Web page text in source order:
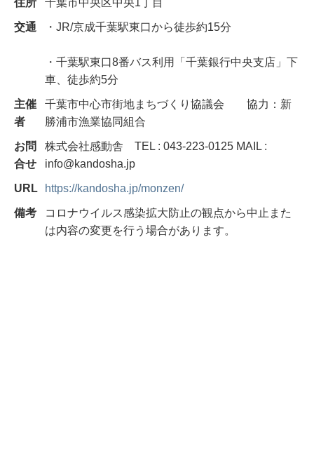
交通
・JR/京成千葉駅東口から徒歩約15分
・千葉駅東口8番バス利用「千葉銀行中央支店」下
車、徒歩約5分
主催
者
千葉市中心市街地まちづくり協議会 協力：新
勝浦市漁業協同組合
お問
合せ
株式会社感動舎 TEL : 043-223-0125 MAIL :
info@kandosha.jp
URL
https://kandosha.jp/monzen/
備考
コロナウイルス感染拡大防止の観点から中止また
は内容の変更を行う場合があります。